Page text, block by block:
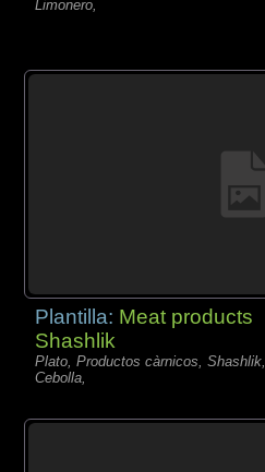
Limonero,
Plantilla: Meat products
Shashlik
Plato, Productos càrnicos, Shashlik,
Cebolla,